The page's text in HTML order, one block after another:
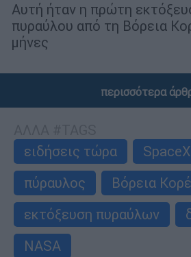
Αυτή ήταν η πρώτη
πυραύλου από τη Βόρεια
μήνες
περισσότερα
ειδήσεις τώρα
SpaceX
πύραυλος
Βόρεια
εκτόξευση πυραύλων
NASA